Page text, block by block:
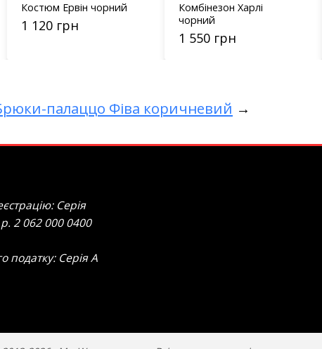
Костюм Ервін чорний
1 120 грн
Комбінезон Харлі
чорний
1 550 грн
палаццо Фіва коричневий →
Серія
2 062 000 0400
податку: Серія А